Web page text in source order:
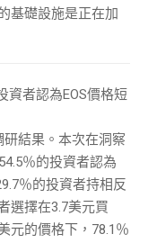
基礎設施是正在加
資者認為EOS價格短
研結果。本次在洞察
％的投資者認為
％的投資者持相反
選擇在3.7美元買
元的價格下，78.1％